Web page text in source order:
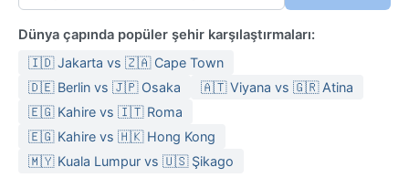
Dünya çapında popüler şehir karşılaştırmaları:
🇮🇩 Jakarta vs 🇿🇦 Cape Town
🇩🇪 Berlin vs 🇯🇵 Osaka
🇦🇹 Viyana vs 🇬🇷 Atina
🇪🇬 Kahire vs 🇮🇹 Roma
🇪🇬 Kahire vs 🇭🇰 Hong Kong
🇲🇾 Kuala Lumpur vs 🇺🇸 Şikago